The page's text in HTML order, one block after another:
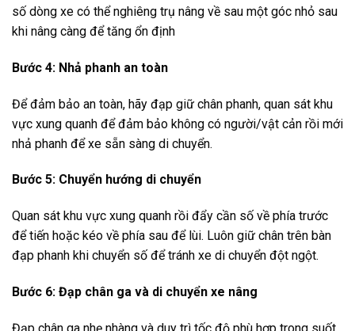
số dòng xe có thể nghiêng trụ nâng về sau một góc nhỏ sau
khi nâng càng để tăng ổn định
Bước 4: Nhả phanh an toàn
Để đảm bảo an toàn, hãy đạp giữ chân phanh, quan sát khu
vực xung quanh để đảm bảo không có người/vật cản rồi mới
nhả phanh để xe sẵn sàng di chuyển.
Bước 5: Chuyển hướng di chuyển
Quan sát khu vực xung quanh rồi đẩy cần số về phía trước
để tiến hoặc kéo về phía sau để lùi. Luôn giữ chân trên bàn
đạp phanh khi chuyển số để tránh xe di chuyển đột ngột.
Bước 6: Đạp chân ga và di chuyển xe nâng